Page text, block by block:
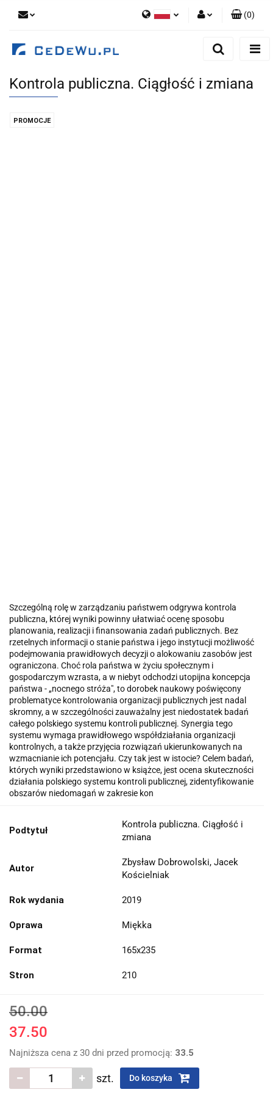
Dodaj zgłoszenie
(0)
Kontrola publiczna. Ciągłość i zmiana
PROMOCJE
Szczególną rolę w zarządzaniu państwem odgrywa kontrola
publiczna, której wyniki powinny ułatwiać ocenę sposobu
planowania, realizacji i finansowania zadań publicznych. Bez
rzetelnych informacji o stanie państwa i jego instytucji możliwość
podejmowania prawidłowych decyzji o alokowaniu zasobów jest
ograniczona. Choć rola państwa w życiu społecznym i
gospodarczym wzrasta, a w niebyt odchodzi utopijna koncepcja
państwa - „nocnego stróża", to dorobek naukowy poświęcony
problematyce kontrolowania organizacji publicznych jest nadal
skromny, a w szczególności zauważalny jest niedostatek badań
całego polskiego systemu kontroli publicznej. Synergia tego
systemu wymaga prawidłowego współdziałania organizacji
kontrolnych, a także przyjęcia rozwiązań ukierunkowanych na
wzmacnianie ich potencjału. Czy tak jest w istocie? Celem badań,
których wyniki przedstawiono w książce, jest ocena skuteczności
działania polskiego systemu kontroli publicznej, zidentyfikowanie
obszarów niedomagań w zakresie kon
Podtytuł
Kontrola publiczna. Ciągłość i
zmiana
Autor
Zbysław Dobrowolski, Jacek
Kościelniak
Rok wydania 2019
Oprawa Miękka
Format 165x235
Stron 210
50.00
37.50
Najniższa cena z 30 dni przed promocją: 33.5
szt. Do koszyka